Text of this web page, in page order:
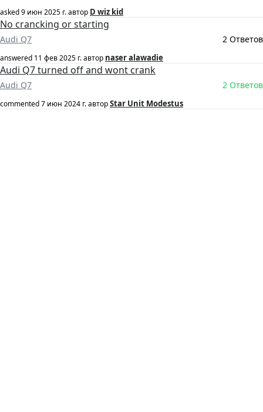
asked9 июн 2025 г.автор D wiz kid
No crancking or starting
Audi Q7 2 Ответов
answered 11 фев 2025 г.автор naser alawadie
Audi Q7 turned off and wont crank
Audi Q7 2 Ответов
commented7 июн 2024 г.авторStar Unit Modestus